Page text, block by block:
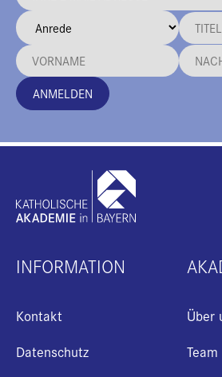
ANMELDEN
INFORMATION
Kontakt
Datenschutz
Über
Team